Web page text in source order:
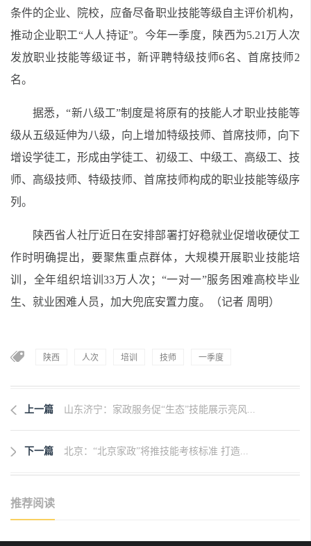
条件的企业、院校，应备尽备职业技能等级自主评价机构，
推动企业职工“人人持证”。今年一季度，陕西为5.21万人次
发放职业技能等级证书，新评聘特级技师6名、首席技师2
名。
据悉，“新八级工”制度是将原有的技能人才职业技能等
级从五级延伸为八级，向上增加特级技师、首席技师，向下
增设学徒工，形成由学徒工、初级工、中级工、高级工、技
师、高级技师、特级技师、首席技师构成的职业技能等级序
列。
陕西省人社厅近日在安排部署打好稳就业促增收硬仗工
作时明确提出，要聚焦重点群体，大规模开展职业技能培
训，全年组织培训33万人次；“一对一”服务困难高校毕业
生、就业困难人员，加大兜底安置力度。（记者 周明）
陕西 人次 培训 技师 一季度
上一篇 山东济宁：家政服务促“生态”技能展示亮风...
下一篇 北京：“北京家政”将推技能考核标准 打造...
推荐阅读